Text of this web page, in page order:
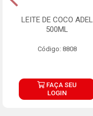
LEITE DE COCO ADEL
500ML
Código: 8808
FAÇA SEU
LOGIN